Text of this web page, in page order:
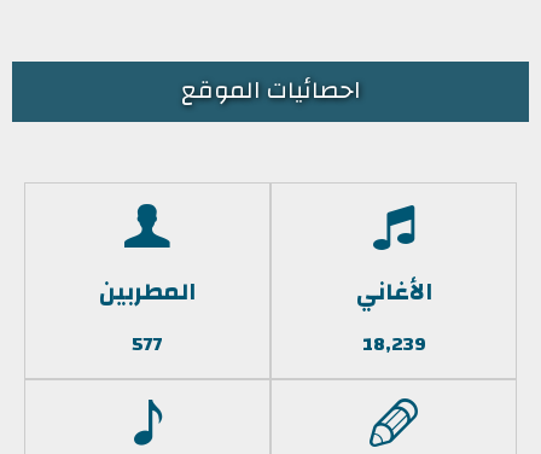
احصائيات الموقع
الأغاني
18,239
المطربين
577